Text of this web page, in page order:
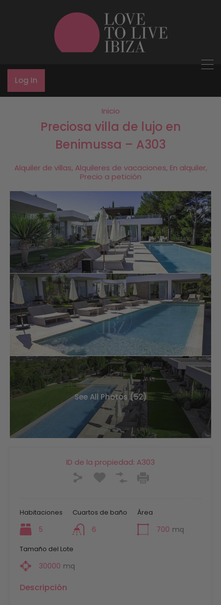
Log In
Inicio
Preciosa villa de lujo en
Benimussa – A303
Alquiler de villas, Alquileres de vacaciones, En alquiler,
Precio a petición
See All Photos (52)
ID de la propiedad: A303
Habitaciones
5
Cuartos de baño
6
Área
700 mq
Tamaño del Lote
30000 mq
Descripción